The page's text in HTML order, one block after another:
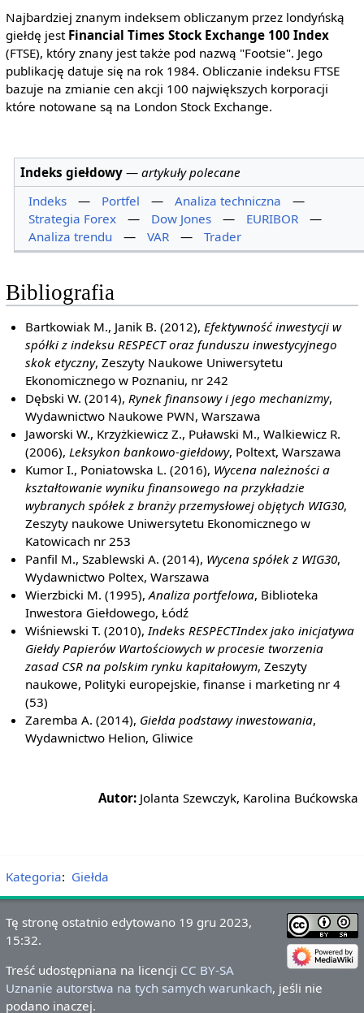
Najbardziej znanym indeksem obliczanym przez londyńską
giełdę jest Financial Times Stock Exchange 100 Index
(FTSE), który znany jest także pod nazwą "Footsie". Jego
publikację datuje się na rok 1984. Obliczanie indeksu FTSE
bazuje na zmianie cen akcji 100 największych korporacji
które notowane są na London Stock Exchange.
Indeks giełdowy —artykuły polecane
Indeks
— Portfel — Analiza techniczna
—
Strategia Forex
— Dow Jones — EURIBOR
—
Analiza trendu
— VAR — Trader
Bibliografia
Bartkowiak M., Janik B. (2012), Efektywność inwestycji w
spółki z indeksu RESPECT oraz funduszu inwestycyjnego
skok etyczny, Zeszyty Naukowe Uniwersytetu
Ekonomicznego w Poznaniu, nr 242
Dębski W. (2014), Rynek finansowy i jego mechanizmy,
Wydawnictwo Naukowe PWN, Warszawa
Jaworski W., Krzyżkiewicz Z., Puławski M., Walkiewicz R.
(2006), Leksykon bankowo-giełdowy, Poltext, Warszawa
Kumor I., Poniatowska L. (2016), Wycena należności a
kształtowanie wyniku finansowego na przykładzie
wybranych spółek z branży przemysłowej objętych WIG30,
Zeszyty naukowe Uniwersytetu Ekonomicznego w
Katowicach nr 253
Panfil M., Szablewski A. (2014), Wycena spółek z WIG30,
Wydawnictwo Poltex, Warszawa
Wierzbicki M. (1995),Analiza portfelowa, Biblioteka
Inwestora Giełdowego, Łódź
Wiśniewski T. (2010), Indeks RESPECTIndex jako inicjatywa
Giełdy Papierów Wartościowych w procesie tworzenia
zasad CSR na polskim rynku kapitałowym, Zeszyty
naukowe, Polityki europejskie, finanse i marketing nr 4
(53)
Zaremba A. (2014), Giełda podstawy inwestowania,
Wydawnictwo Helion, Gliwice
Autor: Jolanta Szewczyk, Karolina Bućkowska
Kategoria: Giełda
Tę stronę ostatnio edytowano 19 gru 2023,
15:32.
Treść udostępniana na licencji CC BY-SA
Uznanie autorstwa na tych samych warunkach, jeśli nie
podano inaczej.